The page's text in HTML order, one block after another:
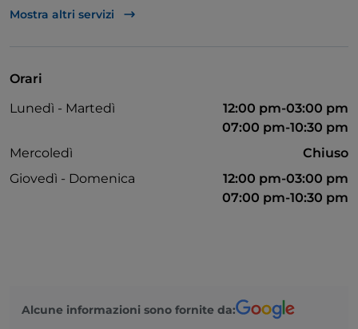
Visa
Mostra altri servizi
Orari
Lunedì - Martedì
12:00 pm-03:00 pm
07:00 pm-10:30 pm
Mercoledì
Chiuso
Giovedì - Domenica
12:00 pm-03:00 pm
07:00 pm-10:30 pm
Alcune informazioni sono fornite da: